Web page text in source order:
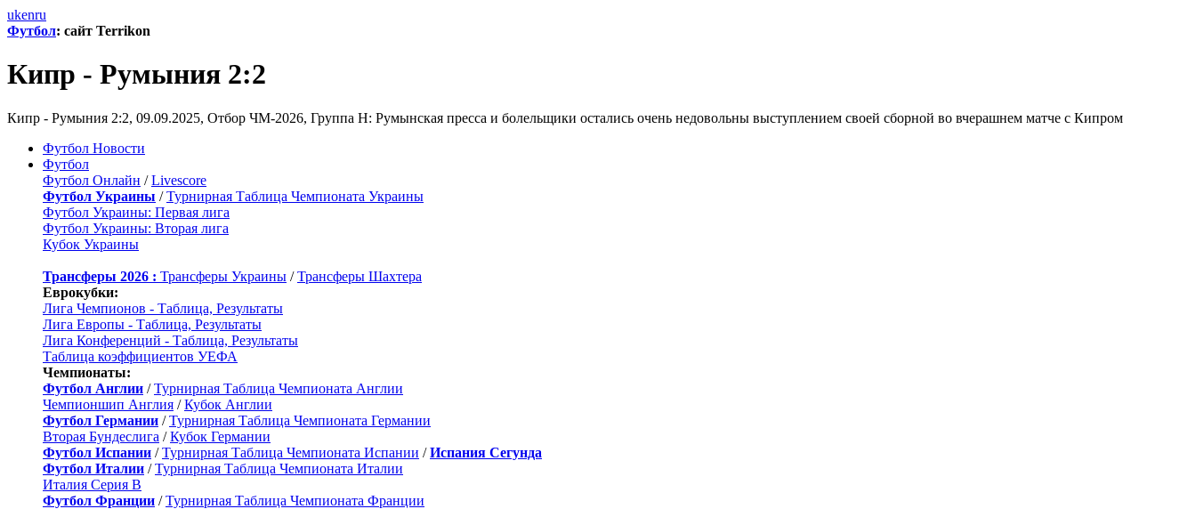
ukenru
Футбол: сайт Terrikon
Кипр - Румыния 2:2
Кипр - Румыния 2:2, 09.09.2025, Отбор ЧМ-2026, Группа Н: Румынская пресса и болельщики остались очень недовольны выступлением своей сборной во вчерашнем матче с Кипром
Футбол Новости
Футбол
Футбол Онлайн /Livescore
Футбол Украины /Турнирная Таблица Чемпионата Украины
Футбол Украины: Первая лига
Футбол Украины: Вторая лига
Кубок Украины
Трансферы 2026 : Трансферы Украины /Трансферы Шахтера
Еврокубки:
Лига Чемпионов - Таблица, Результаты
Лига Европы - Таблица, Результаты
Лига Конференций - Таблица, Результаты
Таблица коэффициентов УЕФА
Чемпионаты:
Футбол Англии /Турнирная Таблица Чемпионата Англии
Чемпионшип Англия /Кубок Англии
Футбол Германии /Турнирная Таблица Чемпионата Германии
Вторая Бундеслига /Кубок Германии
Футбол Испании /Турнирная Таблица Чемпионата Испании /Испания Сегунда
Футбол Италии /Турнирная Таблица Чемпионата Италии
Италия Серия B
Футбол Франции /Турнирная Таблица Чемпионата Франции